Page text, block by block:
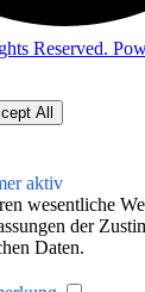
Reserved.
All
aktiv
wesentliche
der
Daten.